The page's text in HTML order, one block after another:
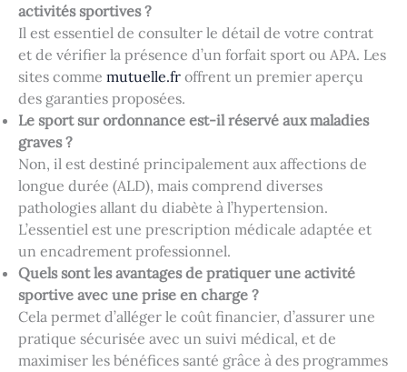
activités sportives ?
Il est essentiel de consulter le détail de votre contrat
et de vérifier la présence d’un forfait sport ou APA. Les
sites comme mutuelle.fr offrent un premier aperçu
des garanties proposées.
Le sport sur ordonnance est-il réservé aux maladies
graves ?
Non, il est destiné principalement aux affections de
longue durée (ALD), mais comprend diverses
pathologies allant du diabète à l’hypertension.
L’essentiel est une prescription médicale adaptée et
un encadrement professionnel.
Quels sont les avantages de pratiquer une activité
sportive avec une prise en charge ?
Cela permet d’alléger le coût financier, d’assurer une
pratique sécurisée avec un suivi médical, et de
maximiser les bénéfices santé grâce à des programmes